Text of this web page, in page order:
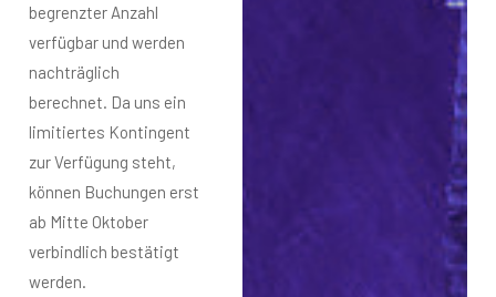
begrenzter Anzahl
verfügbar und werden
nachträglich
berechnet. Da uns ein
limitiertes Kontingent
zur Verfügung steht,
können Buchungen erst
ab Mitte Oktober
verbindlich bestätigt
werden.